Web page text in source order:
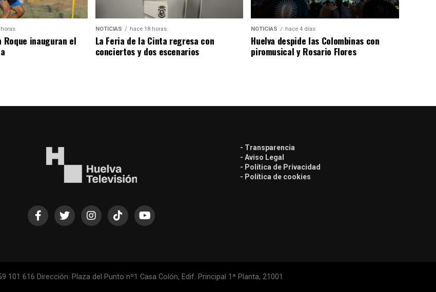
Roque inauguran el
NOTICIAS hace 18 horas
La Feria de la Cinta regresa con
conciertos y dos escenarios
NOTICIAS hace 4 días
Huelva despide las Colombinas con
piromusical y Rosario Flores
- Transparencia
- Aviso Legal
- Política de Privacidad
- Política de cookies
101 616 Dirección: Plaza del Punto nº1 Casa Colón, Edif. Principal 1ª Planta, 21001